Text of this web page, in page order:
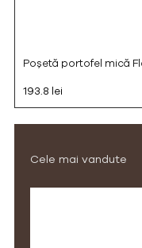
Poșetă portofel mică
193.8 lei
Cele mai vandute